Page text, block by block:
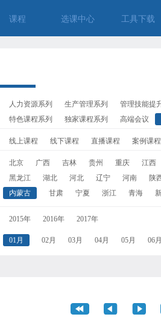
课程 选课中心 工具下载
人力资源系列 生产管理系列
管理技能提
特色课程系列
独家课程系列 高端会议
线上课程 线下课程 直播课程 案例课程
北京 广西 吉林 贵州 重庆
江西
黑龙江
湖北 河北 辽宁 河南
陕
内蒙古
甘肃 宁夏 浙江 青海
2015年 2016年 2017年
01月 02月 03月 04月 05月 06